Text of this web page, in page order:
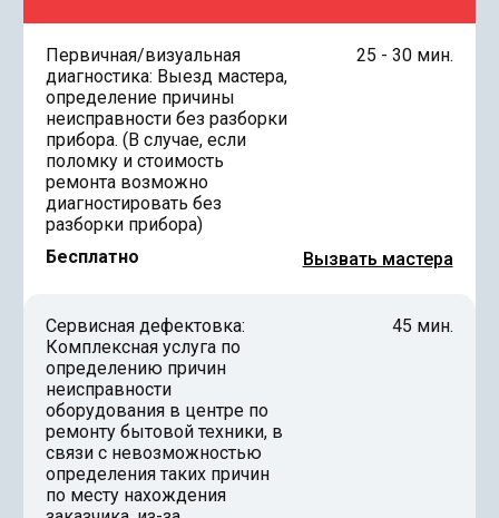
Первичная/визуальная
диагностика: Выезд мастера,
определение причины
неисправности без разборки
прибора. (В случае, если
поломку и стоимость
ремонта возможно
диагностировать без
разборки прибора)
Бесплатно
25 - 30 мин.
Вызвать мастера
Сервисная дефектовка:
Комплексная услуга по
определению причин
неисправности
оборудования в центре по
ремонту бытовой техники, в
связи с невозможностью
определения таких причин
по месту нахождения
45 мин.